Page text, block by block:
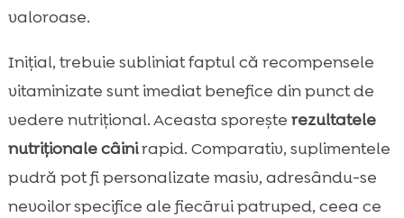
valoroase.
Inițial, trebuie subliniat faptul că recompensele
vitaminizate sunt imediat benefice din punct de
vedere nutrițional. Aceasta sporește rezultatele
nutriționale câinirapid. Comparativ, suplimentele
pudră pot fi personalizate masiv, adresându-se
nevoilor specifice ale fiecārui patruped, ceea ce